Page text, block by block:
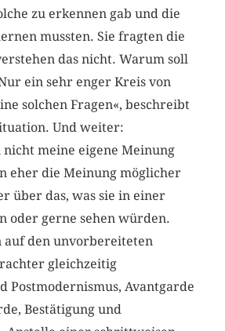
zu erkennen gab und die
mussten. Sie fragten die
das nicht. Warum soll
ein sehr enger Kreis von
solchen Fragen«, beschreibt
Und weiter:
nicht meine eigene Meinung
eher die Meinung möglicher
über das, was sie in einer
oder gerne sehen würden.
auf den unvorbereiteten
gleichzeitig
Postmodernismus, Avantgarde
Bestätigung und